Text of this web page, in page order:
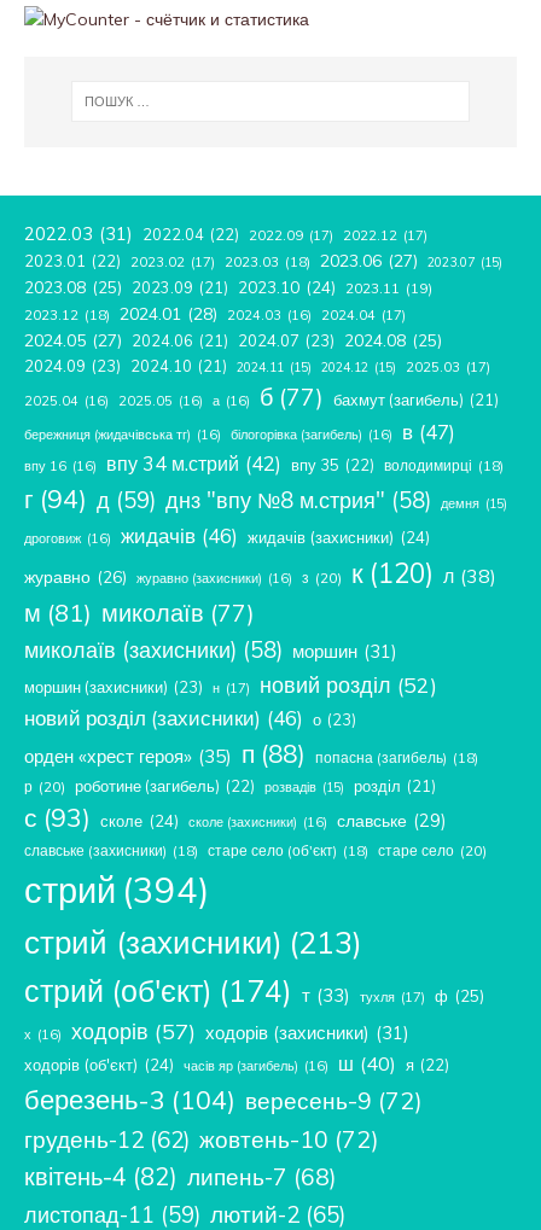
2022.03 (31) 2022.04 (22) 2022.09 (17) 2022.12 (17)
2023.01 (22) 2023.02 (17) 2023.03 (18) 2023.06 (27) 2023.07 (15)
2023.08 (25) 2023.09 (21) 2023.10 (24) 2023.11 (19)
2023.12 (18) 2024.01 (28) 2024.03 (16) 2024.04 (17)
2024.05 (27) 2024.06 (21) 2024.07 (23) 2024.08 (25)
2024.09 (23) 2024.10 (21) 2024.11 (15) 2024.12 (15) 2025.03 (17)
2025.04 (16) 2025.05 (16) а (16) б (77) бахмут (загибель) (21)
бережниця (жидачівська тг) (16) білогорівка (загибель) (16) в (47)
впу 16 (16) впу 34 м.стрий (42) впу 35 (22) володимирці (18)
г (94) д (59) днз "впу №8 м.стрия" (58) демня (15)
дроговиж (16) жидачів (46) жидачів (захисники) (24)
журавно (26) журавно (захисники) (16) з (20) к (120) л (38)
м (81) миколаїв (77)
миколаїв (захисники) (58) моршин (31)
моршин (захисники) (23) н (17) новий розділ (52)
новий розділ (захисники) (46) о (23)
орден «хрест героя» (35) п (88) попасна (загибель) (18)
р (20) роботине (загибель) (22) розвадів (15) розділ (21)
с (93) сколе (24) сколе (захисники) (16) славське (29)
славське (захисники) (18) старе село (об'єкт) (18) старе село (20)
стрий (394)
стрий (захисники) (213)
стрий (об'єкт) (174) т (33) тухля (17) ф (25)
х (16) ходорів (57) ходорів (захисники) (31)
ходорів (об'єкт) (24) часів яр (загибель) (16) ш (40) я (22)
березень-3 (104) вересень-9 (72)
грудень-12 (62) жовтень-10 (72)
квітень-4 (82) липень-7 (68)
листопад-11 (59) лютий-2 (65)